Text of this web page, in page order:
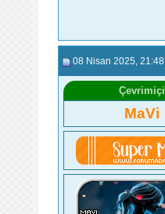
08 Nisan 2025 , 21:48
Çevrimiçi
MaVi